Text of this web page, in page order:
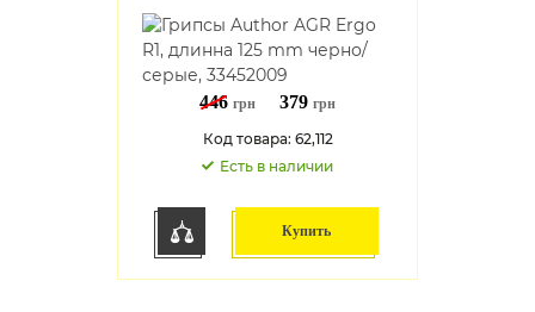
446 грн 379 грн
Код товара: 62,112
Есть в наличии
Купить